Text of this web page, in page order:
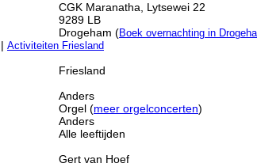
CGK Maranatha, Lytsewei 22
9289 LB
Drogeham (Boek overnachting in
| Activiteiten Friesland
Friesland
Anders
Orgel (meer orgelconcerten)
Anders
Alle leeftijden
Gert van Hoef